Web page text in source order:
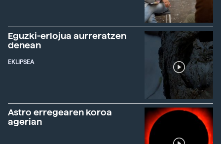
Eguzki-erlojua aurreratzen
denean
EKLIPSEA
Astro erregearen koroa
agerian